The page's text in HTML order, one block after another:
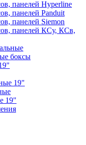
панелей Hyperline
панелей Panduit
панелей Siemon
панелей КСу, КСв,
боксы
19"
19"